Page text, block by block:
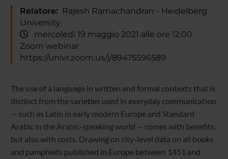
Relatore: Rajesh Ramachandran - Heidelberg
University
mercoledì 19 maggio 2021 alle ore 12.00
Zoom webinar
https://univr.zoom.us/j/89475596589
The use of a language in written and formal contexts that is
distinct from the varieties used in everyday communication
-- such as Latin in early modern Europe and Standard
Arabic in the Arabic-speaking world -- comes with benefits,
but also with costs. Drawing on city-level data on all books
and pamphlets published in Europe between 1451 and